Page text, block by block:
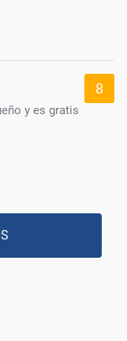
8
y es gratis